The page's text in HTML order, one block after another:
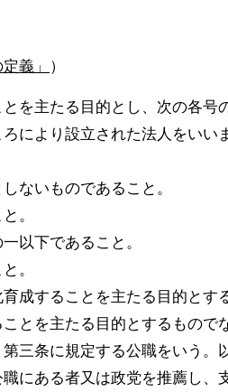
義」 ）
を主たる目的とし、次の各号
により設立された法人をいい
ないものであること。
。
以下であること。
。
することを主たる目的とす
とを主たる目的とするもので
三条に規定する公職をいう。
にある者又は政党を推薦し、